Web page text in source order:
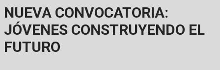
NUEVA CONVOCATORIA:
JÓVENES CONSTRUYENDO EL
FUTURO